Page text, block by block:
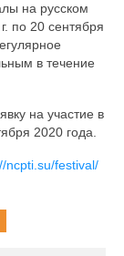
на русском
по 20 сентября
в течение
на участие в
2020 года.
ncpti.su/festival/